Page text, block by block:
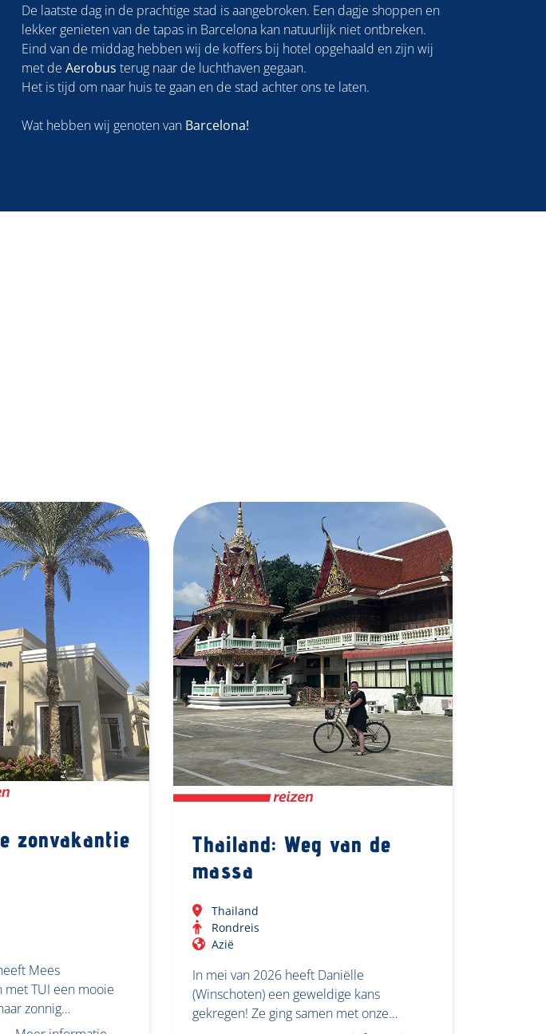
De laatste dag in de prachtige stad is aangebroken. Een dagje shoppen en
lekker genieten van de tapas in Barcelona kan natuurlijk niet ontbreken.
Eind van de middag hebben wij de koffers bij hotel opgehaald en zijn wij
met de Aerobus terug naar de luchthaven gegaan.
Het is tijd om naar huis te gaan en de stad achter ons te laten.
Wat hebben wij genoten van Barcelona!
zonvakantie
Mees
met TUI een mooie
zonnig…
Thailand: Weg van de
massa
Thailand
Rondreis
Azië
In mei van 2026 heeft Daniëlle
(Winschoten) een geweldige kans
gekregen! Ze ging samen met onze…